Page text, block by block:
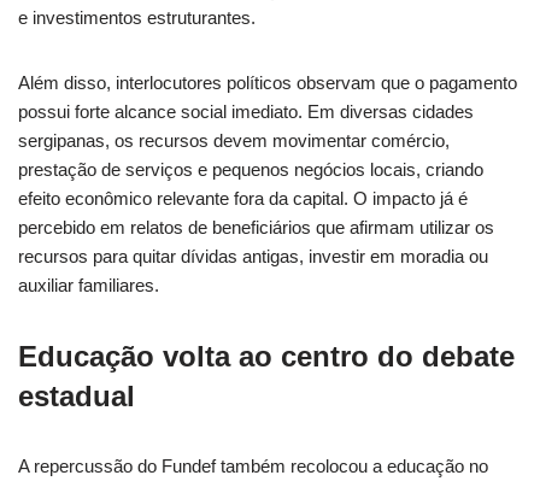
e investimentos estruturantes.
Além disso, interlocutores políticos observam que o pagamento
possui forte alcance social imediato. Em diversas cidades
sergipanas, os recursos devem movimentar comércio,
prestação de serviços e pequenos negócios locais, criando
efeito econômico relevante fora da capital. O impacto já é
percebido em relatos de beneficiários que afirmam utilizar os
recursos para quitar dívidas antigas, investir em moradia ou
auxiliar familiares.
Educação volta ao centro do debate
estadual
A repercussão do Fundef também recolocou a educação no